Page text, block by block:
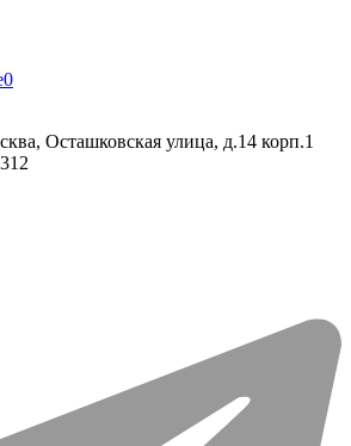
0
Осташковская улица, д.14 корп.1